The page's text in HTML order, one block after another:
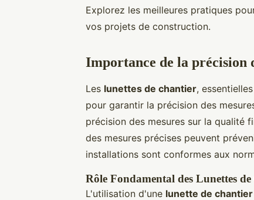
Explorez les meilleures pratiques
vos projets de construction.
Importance de la précision
Les lunettes de chantier,
pour garantir la précision des
précision des mesures sur la qualité
des mesures précises peuvent
installations sont conformes aux
Rôle Fondamental des Lunettes
L'utilisation d'une lunette de chantier